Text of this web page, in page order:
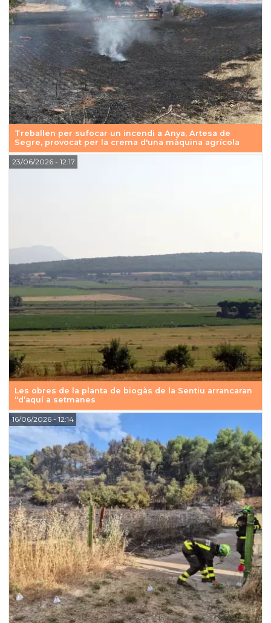
Treballen per sufocar un incendi a Anya, Artesa de
Segre, provocat per la crema d'una màquina agrícola
Les obres de la planta de biogàs de la Sentiu arrancaran
“d’aquí a setmanes
23/06/2026- 12:17
16/06/2026- 12:14